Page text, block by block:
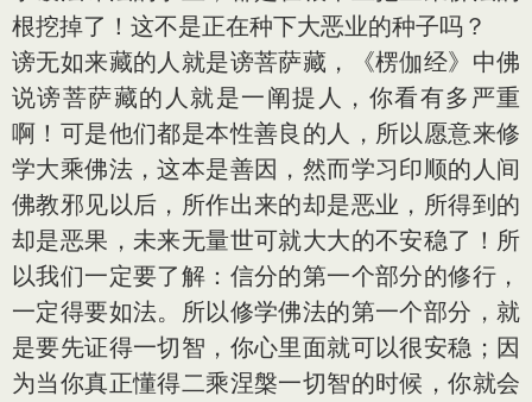
根挖掉了！这不是正在种下大恶业的种子吗？
谤无如来藏的人就是谤菩萨藏，《楞伽经》中佛
说谤菩萨藏的人就是一阐提人，你看有多严重
啊！可是他们都是本性善良的人，所以愿意来修
学大乘佛法，这本是善因，然而学习印顺的人间
佛教邪见以后，所作出来的却是恶业，所得到的
却是恶果，未来无量世可就大大的不安稳了！所
以我们一定要了解：信分的第一个部分的修行，
一定得要如法。所以修学佛法的第一个部分，就
是要先证得一切智，你心里面就可以很安稳；因
为当你真正懂得二乘涅槃一切智的时候，你就会